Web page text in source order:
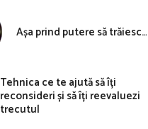
Așa prind putere să trăiesc…
Tehnica ce te ajută să îți
reconsideri și să îți reevaluezi
trecutul